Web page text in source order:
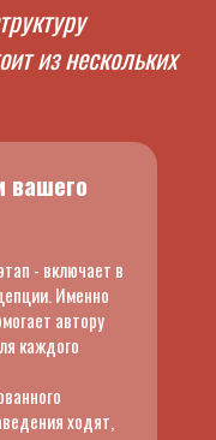
из нескольких
- включает в
Именно
автору
каждого
ходят,
вашего